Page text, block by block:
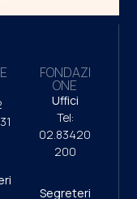
FONDAZI
ONE
Uffici
Tel:
02.83420
200
Segreteri